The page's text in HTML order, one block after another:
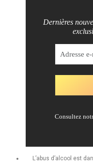
Dernières
Consultez
L’abus d’alcool est